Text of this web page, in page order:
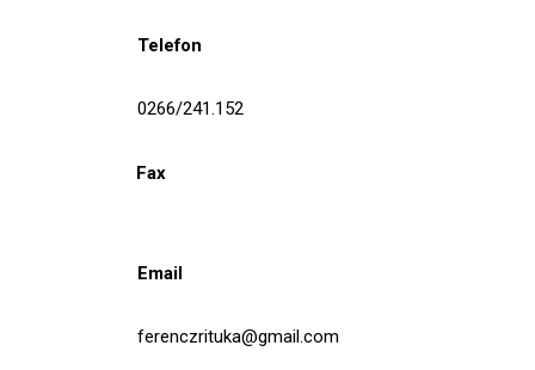
Telefon
0266/241.152
Fax
Email
ferenczrituka@gmail.com